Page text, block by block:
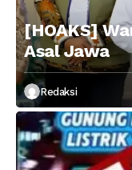
[HOAKS]
Asal Jawa
Redaksi